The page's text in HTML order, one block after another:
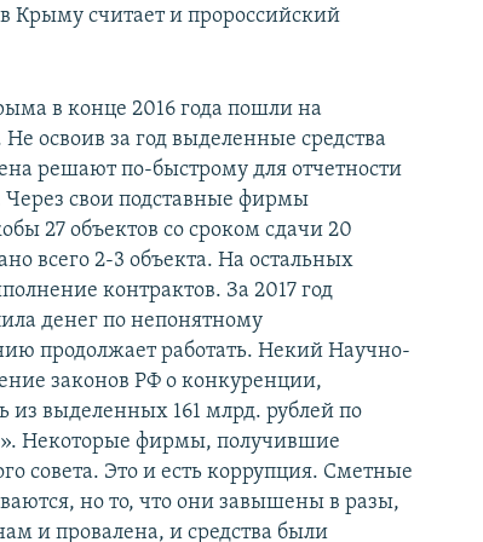
Крыму считает и пророссийский
в конце 2016 года пошли на
освоив за год выделенные средства
решают по-быстрому для отчетности
Через свои подставные фирмы
27 объектов со сроком сдачи 20
всего 2-3 объекта. На остальных
контрактов. За 2017 год
денег по непонятному
продолжает работать. Некий Научно-
законов РФ о конкуренции,
из выделенных 161 млрд. рублей по
Некоторые фирмы, получившие
совета. Это и есть коррупция. Сметные
но то, что они завышены в разы,
и провалена, и средства были